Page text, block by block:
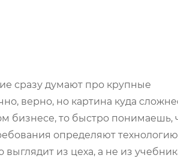
сразу думают про крупные
верно, но картина куда
бизнесе, то быстро понимаешь,
определяют
из цеха, а не из